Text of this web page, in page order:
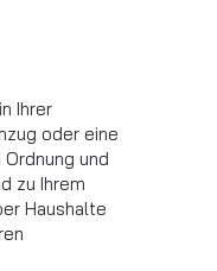
Ihrer
oder eine
und
zu Ihrem
Haushalte